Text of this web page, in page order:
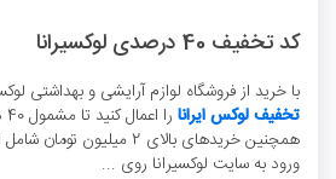
کد تخفیف 40 درصدی لوکسیرانا
با خرید از فروشگاه لوازم آرایشی و بهداشتی
تخفیف لوکس ایرانا
همچنین خریدهای بالای 2
ورود به سایت لوکسیرانا روی ...